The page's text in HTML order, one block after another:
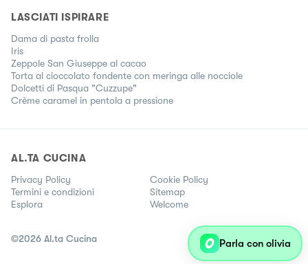
LASCIATI ISPIRARE
Dama di pasta frolla
Iris
Zeppole San Giuseppe al cacao
Torta al cioccolato fondente con meringa alle nocciole
Dolcetti di Pasqua "Cuzzupe"
Crème caramel in pentola a pressione
AL.TA CUCINA
Privacy Policy
Cookie Policy
Termini e condizioni
Sitemap
Esplora
Welcome
©2026 Al.ta Cucina Parla con olivia